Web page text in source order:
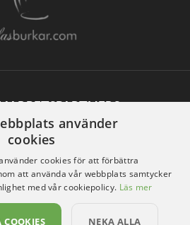
använder
cookies
cookies för att förbättra
att använda vår webbplats samtycker
med vår cookiepolicy. Läs mer
COOKIES NEKA ALLA